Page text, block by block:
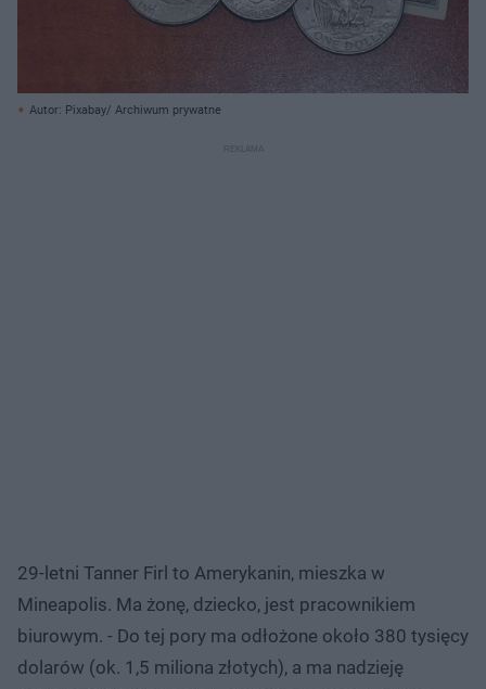
Autor: Pixabay/ Archiwum prywatne
29-letni Tanner Firl to Amerykanin, mieszka w
Mineapolis. Ma żonę, dziecko, jest pracownikiem
biurowym. - Do tej pory ma odłożone około 380 tysięcy
dolarów (ok. 1,5 miliona złotych), a ma nadzieję